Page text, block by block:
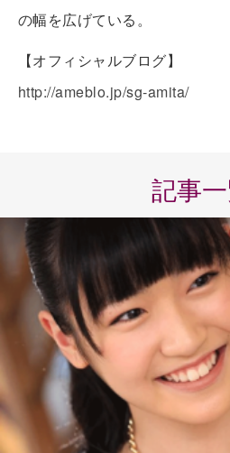
の幅を広げている。
【オフィシャルブログ】
http://ameblo.jp/sg-amita/
記事